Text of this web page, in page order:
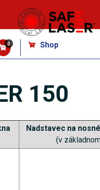
0 Shop
150
Nadstavec na
(v